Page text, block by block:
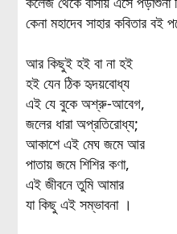
কেনা মহাদেব সাহার কবিতার বই
আর কিছুই হই বা না হই
হই যেন ঠিক হৃদয়বোধ্য
এই যে বুকে অশ্রু-আবেগ,
জলের ধারা অপ্রতিরোধ্য;
আকাশে এই মেঘ জমে আর
পাতায় জমে শিশির কণা,
এই জীবনে তুমি আমার
যা কিছু এই সম্ভাবনা ।